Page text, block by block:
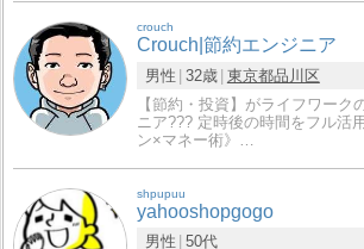
crouch
Crouch|節約エンジニア
男性 32歳 東京都品川区
【節約・投資】がライフワーク
ニア??‍? 定時後の時間をフル活
ン×マネー術》…
shpupuu
yahooshopgogo
男性 50代